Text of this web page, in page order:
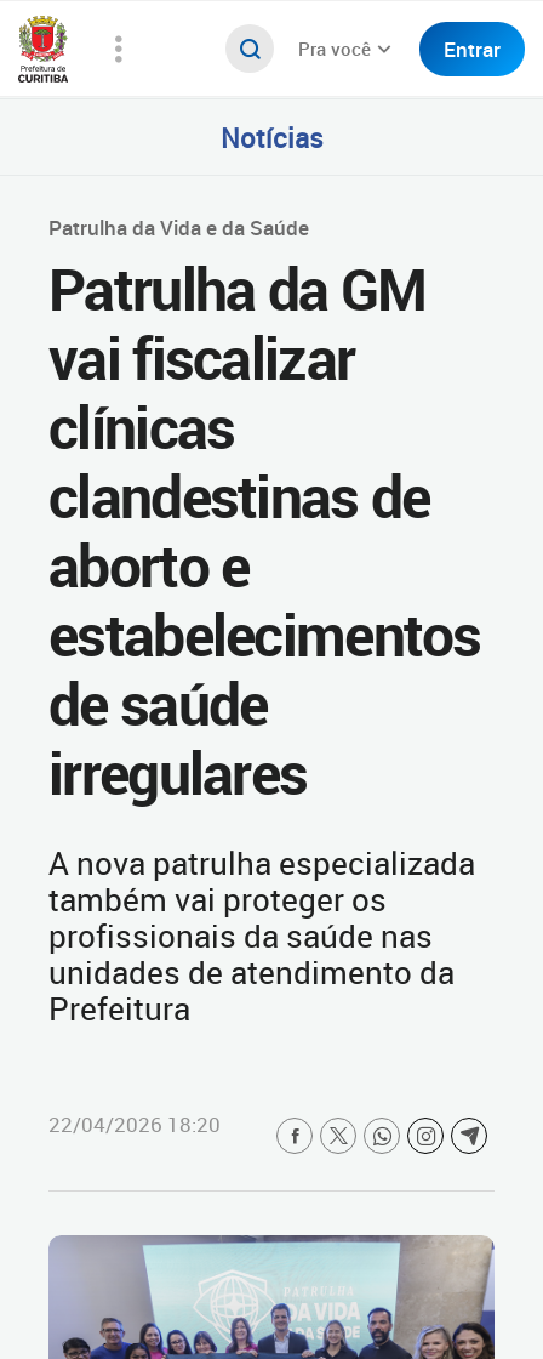
Pra você Entrar
Notícias
Patrulha da Vida e da Saúde
Patrulha da GM
vai fiscalizar
clínicas
clandestinas de
aborto e
estabelecimentos
de saúde
irregulares
A nova patrulha especializada
também vai proteger os
profissionais da saúde nas
unidades de atendimento da
Prefeitura
22/04/2026 18:20